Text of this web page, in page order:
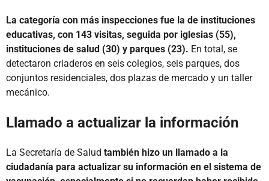
La categoría con más inspecciones fue la de instituciones
educativas, con 143 visitas, seguida por iglesias (55),
instituciones de salud (30) y parques (23). En total, se
detectaron criaderos en seis colegios, seis parques, dos
conjuntos residenciales, dos plazas de mercado y un taller
mecánico.
Llamado a actualizar la información
La Secretaría de Salud también hizo un llamado a la
ciudadanía para actualizar su información en el sistema de